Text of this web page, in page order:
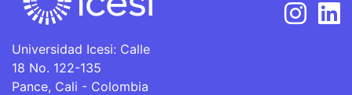
Universidad Icesi: Calle
18 No. 122-135
Pance, Cali - Colombia